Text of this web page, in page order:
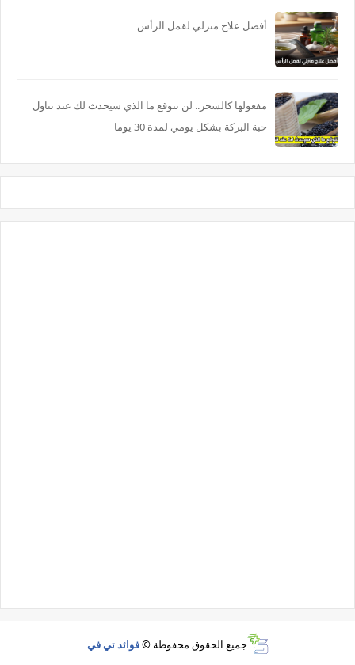
أفضل علاج منزلي لقمل الرأس
مفعولها كالسحر.. لن تتوقع ما الذي سيحدث لك عند تناول
حبة البركة بشكل يومي لمدة 30 يوما
جميع الحقوق محفوظة ©فوائد تي في